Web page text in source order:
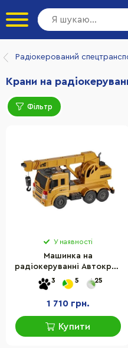
Радіокерований
Крани на
Фільтр
У наявності
Машинка на
радіокеруванні Автокран
ZIPP Toys PX9301E
3 5 25
1 710 грн.
Купити